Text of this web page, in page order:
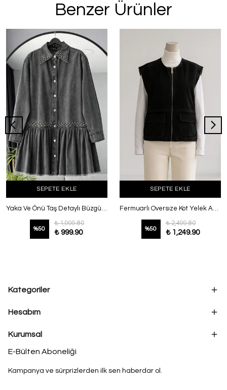
Benzer Ürünler
SEPETE EKLE
Yaka Ve Önü Taş Detaylı Büzgülü Kot Ceket Antrasit
%50
₺ 1,999.80
₺ 999.90
SEPETE EKLE
Fermuarlı Oversıze Kot Yelek Antrasit
%50
₺ 2,499.80
₺ 1,249.90
Kategoriler
Hesabım
Kurumsal
E-Bülten Aboneliği
Kampanya ve sürprizlerden ilk sen haberdar ol.